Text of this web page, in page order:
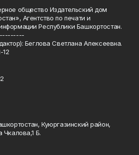
общество Издательский дом
Агентство по печати и
Республики Башкортостан.
Беглова Светлана Алексеевна.
12
Куюргазинский район,
Чкалова,1 Б.